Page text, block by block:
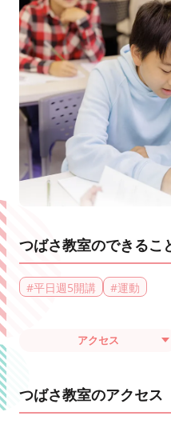
つばさ教室のできるこ
#平日週5開講 #運動
アクセス
つばさ教室のアクセス